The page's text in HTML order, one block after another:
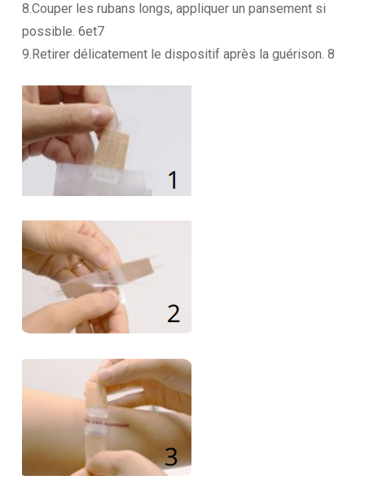
8.Couper les rubans longs, appliquer un pansement si
possible. 6et7
9.Retirer délicatement le dispositif après la guérison. 8